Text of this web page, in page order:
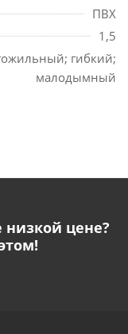
ПВХ
1,5
гибкий;
малодымный
низкой цене?